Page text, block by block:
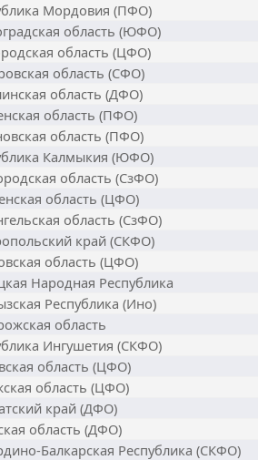
Мордовия (ПФО)
область (ЮФО)
область (ЦФО)
область (СФО)
область (ДФО)
область (ПФО)
область (ПФО)
Калмыкия (ЮФО)
область (СзФО)
область (ЦФО)
область (СзФО)
край (СКФО)
область (ЦФО)
Народная Республика
Республика (Ино)
область
Ингушетия (СКФО)
область (ЦФО)
область (ЦФО)
край (ДФО)
область (ДФО)
Балкарская Республика (СКФО)